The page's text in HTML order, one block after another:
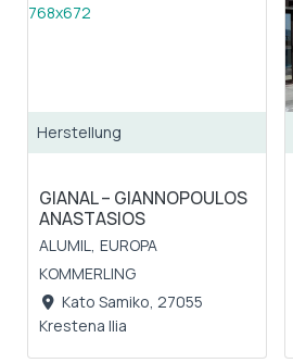
Herstellung
GIANAL – GIANNOPOULOS
ANASTASIOS
ALUMIL,
EUROPA
KOMMERLING
Kato Samiko, 27055
Krestena Ilia